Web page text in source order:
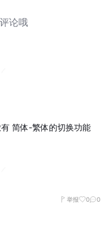
论哦
简体-繁体的切换功能
举报 0 0